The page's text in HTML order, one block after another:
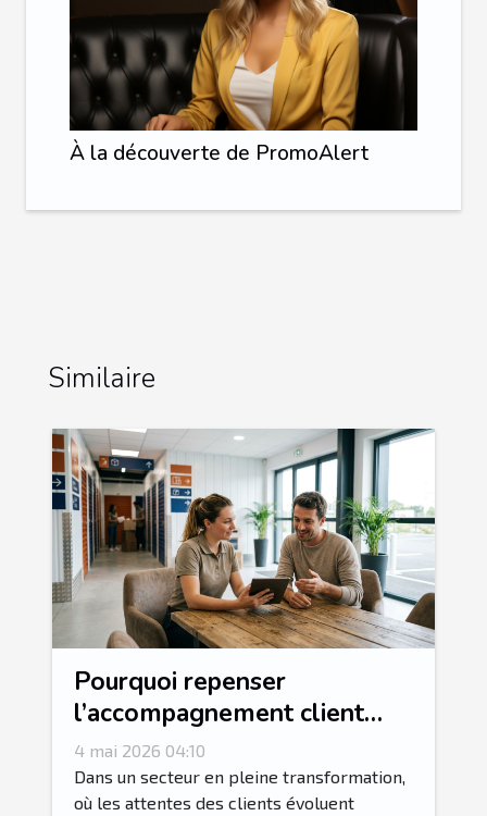
À la découverte de PromoAlert
Similaire
Pourquoi repenser
l’accompagnement client
dans le marché du self-
stockage
4 mai 2026 04:10
Dans un secteur en pleine transformation,
où les attentes des clients évoluent